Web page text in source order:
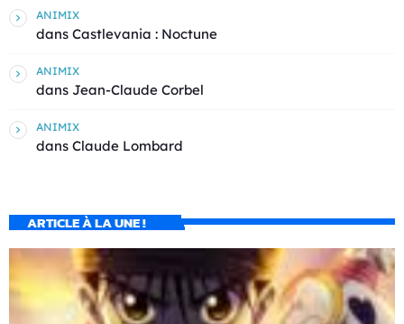
ANIMIX
dans Castlevania : Noctune
ANIMIX
dans Jean-Claude Corbel
ANIMIX
dans Claude Lombard
ARTICLE À LA UNE !